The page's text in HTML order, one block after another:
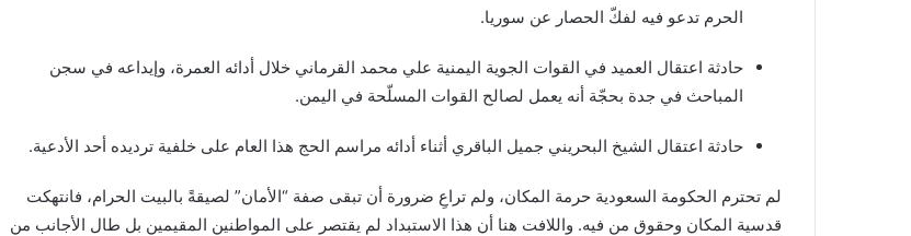
الحرم تدعو فيه لفكّ الحصار عن سوريا.
حادثة اعتقال العميد في القوات الجوية اليمنية علي محمد القرماني خلال أدائه العمرة، وإيداعه في سجن
المباحث في جدة بحجّة أنه يعمل لصالح القوات المسلّحة في اليمن.
حادثة اعتقال الشيخ البحريني جميل الباقري أثناء أدائه مراسم الحج هذا العام على خلفية ترديده أحد الأدعية.
لم تحترم الحكومة السعودية حرمة المكان، ولم تراعِ ضرورة أن تبقى صفة “الأمان” لصيقةً بالبيت الحرام، فانتهكت
قدسية المكان وحقوق من فيه. واللافت هنا أن هذا الاستبداد لم يقتصر على المواطنين المقيمين بل طال الأجانب من